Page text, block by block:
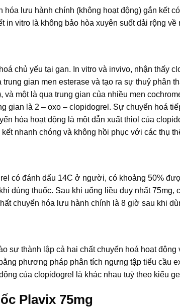
hóa lưu hành chính (không hoạt động) gắn kết
in vitro là không bảo hòa xuyên suốt dải rộng về
chủ yếu tại gan. In vitro và invivo, nhận thấy
gian men esterase và tạo ra sự thuỷ phân
và một là qua trung gian của nhiều men
gian là 2 – oxo – clopidogrel. Sự chuyển hoá
hóa hoạt động là một dẫn xuất thiol của
nhanh chóng và không hồi phục với các thụ
có đánh dấu 14C ở người, có khoảng 50%
dùng thuốc. Sau khi uống liều duy nhất
chuyển hóa lưu hành chính là 8 giờ sau khi
sự thành lập cả hai chất chuyển hoá hoạt
phương pháp phân tích ngưng tập tiểu cầu
của clopidogrel là khác nhau tuỳ theo kiểu
Plavix 75mg